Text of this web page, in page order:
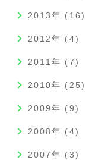
2013年 (16)
2012年 (4)
2011年 (7)
2010年 (25)
2009年 (9)
2008年 (4)
2007年 (3)